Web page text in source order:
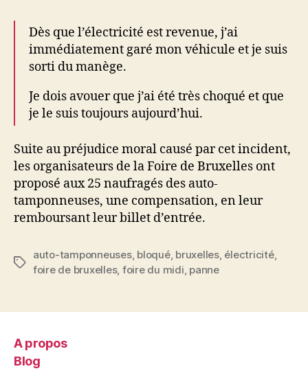
Dès que l’électricité est revenue, j’ai
immédiatement garé mon véhicule et je suis
sorti du manège.
Je dois avouer que j’ai été très choqué et que
je le suis toujours aujourd’hui.
Suite au préjudice moral causé par cet incident,
les organisateurs de la Foire de Bruxelles ont
proposé aux 25 naufragés des auto-
tamponneuses, une compensation, en leur
remboursant leur billet d’entrée.
Étiquettes
auto-tamponneuses, bloqué, bruxelles, électricité,
foire de bruxelles, foire du midi, panne
A propos
Blog